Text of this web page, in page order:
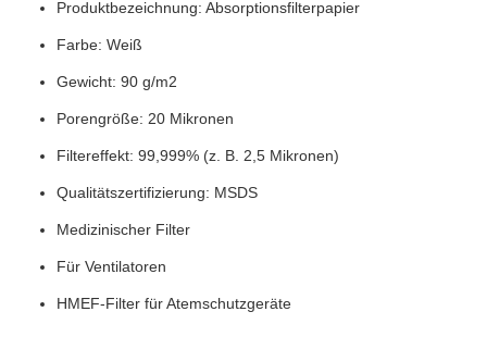
Produktbezeichnung: Absorptionsfilterpapier
Farbe: Weiß
Gewicht: 90 g/m2
Porengröße: 20 Mikronen
Filtereffekt: 99,999% (z. B. 2,5 Mikronen)
Qualitätszertifizierung: MSDS
Medizinischer Filter
Für Ventilatoren
HMEF-Filter für Atemschutzgeräte